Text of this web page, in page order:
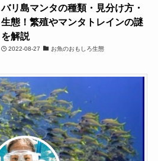
バリ島マンタの種類・見分け方・
生態！繁殖やマンタトレインの謎
を解説
2022-08-27 お魚のおもしろ生態